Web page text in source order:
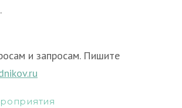
и запросам. Пишите